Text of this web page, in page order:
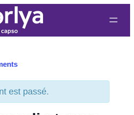
est passé.